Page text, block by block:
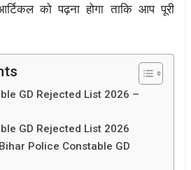
को पढ़ना होगा ताकि आप पूरी
GD Rejected List 2026 –
GD Rejected List 2026
Police Constable GD